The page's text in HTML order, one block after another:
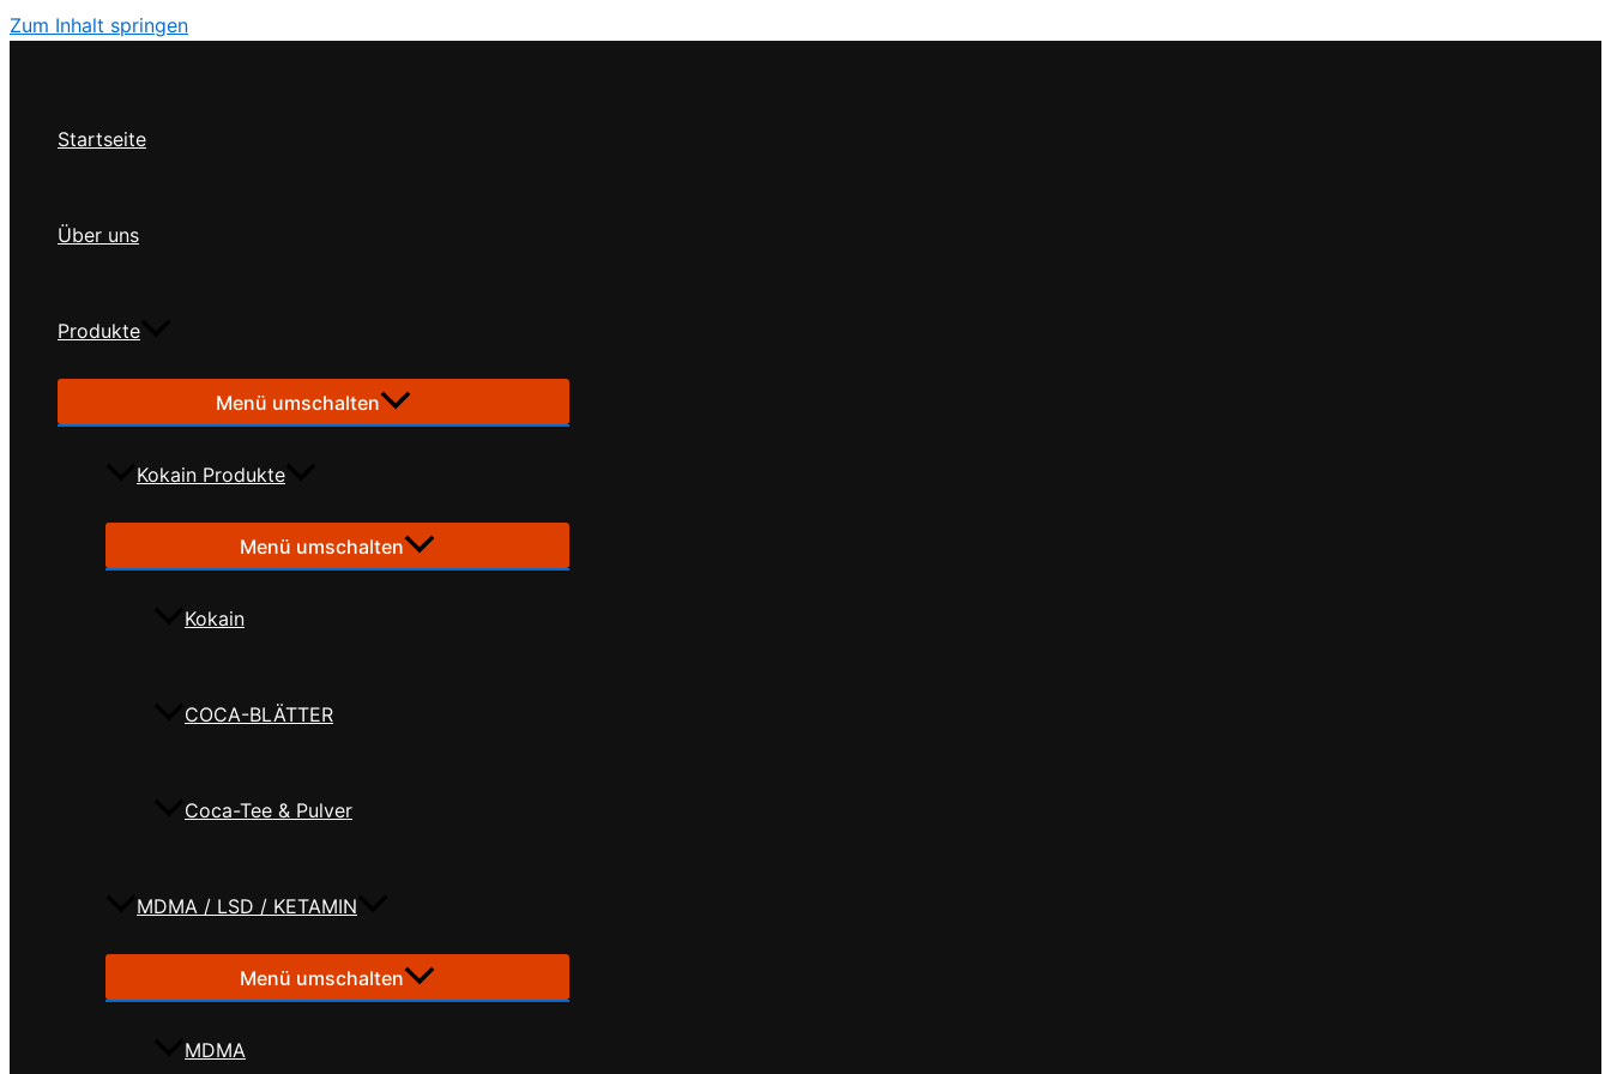
Zum Inhalt springen
Startseite
Über uns
Produkte
Menü umschalten
Kokain Produkte
Menü umschalten
Kokain
COCA-BLÄTTER
Coca-Tee & Pulver
MDMA / LSD / KETAMIN
Menü umschalten
MDMA